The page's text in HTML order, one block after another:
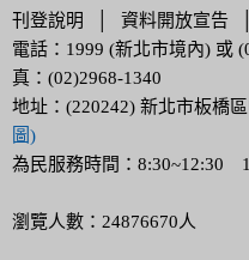
刊登說明 資料開放宣告
電話：1999 (新北市境內) 或
真：(02)2968-1340
地址：(220242) 新北市板橋
圖)
為民服務時間：8:30~12:30
瀏覽人數：24876670人